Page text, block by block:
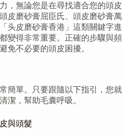
，無論您是在尋找適合您的頭皮
皮磨砂膏屈臣氏、頭皮磨砂膏萬
头皮磨砂膏香港」這類關鍵字進
變得非常重要。正確的步驟與頻
免不必要的頭皮困擾。
簡單。只要跟隨以下指引，您就
潔，幫助毛囊呼吸。
與頭髮